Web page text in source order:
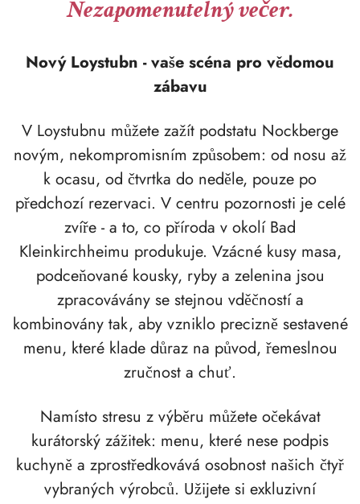
Nezapomenutelný večer.
Nový Loystubn - vaše scéna pro vědomou
zábavu
V Loystubnu můžete zažít podstatu Nockberge
novým, nekompromisním způsobem: od nosu až
k ocasu, od čtvrtka do neděle, pouze po
předchozí rezervaci. V centru pozornosti je celé
zvíře - a to, co příroda v okolí Bad
Kleinkirchheimu produkuje. Vzácné kusy masa,
podceňované kousky, ryby a zelenina jsou
zpracovávány se stejnou vděčností a
kombinovány tak, aby vzniklo precizně sestavené
menu, které klade důraz na původ, řemeslnou
zručnost a chuť.
Namísto stresu z výběru můžete očekávat
kurátorský zážitek: menu, které nese podpis
kuchyně a zprostředkovává osobnost našich čtyř
vybraných výrobců. Užijete si exkluzivní